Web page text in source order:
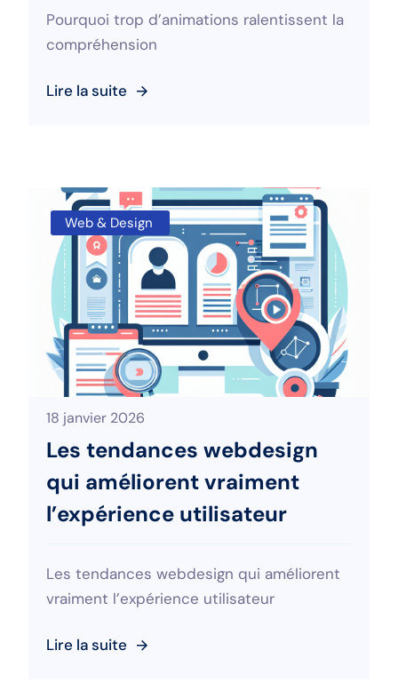
Pourquoi trop d’animations ralentissent la
compréhension
Lire la suite
Web & Design
18 janvier 2026
Les tendances webdesign
qui améliorent vraiment
l’expérience utilisateur
Les tendances webdesign qui améliorent
vraiment l’expérience utilisateur
Lire la suite